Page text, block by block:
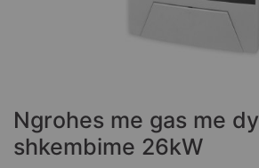
beginning
of
the
Ngrohes me gas me dy
shkembime 26kW